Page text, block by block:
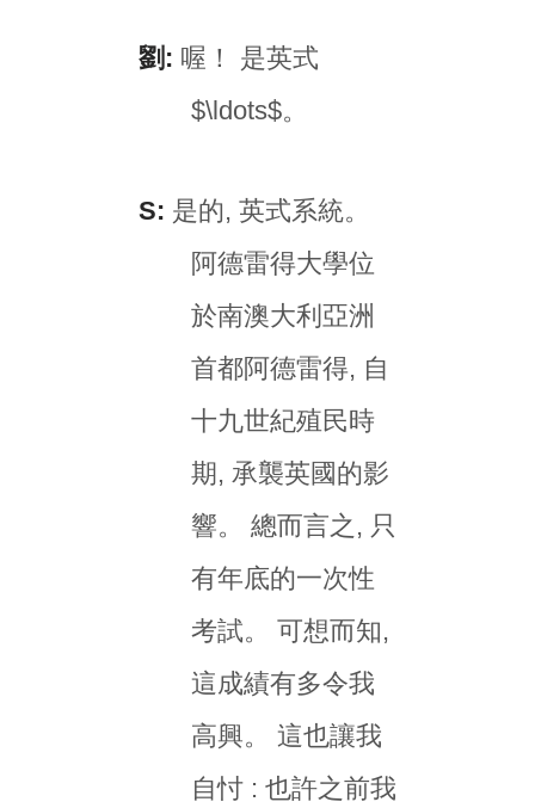
劉: 喔！ 是英式
$\ldots$。
S: 是的, 英式系統。
阿德雷得大學位
於南澳大利亞洲
首都阿德雷得, 自
十九世紀殖民時
期, 承襲英國的影
響。 總而言之, 只
有年底的一次性
考試。 可想而知,
這成績有多令我
高興。 這也讓我
自忖 : 也許之前我